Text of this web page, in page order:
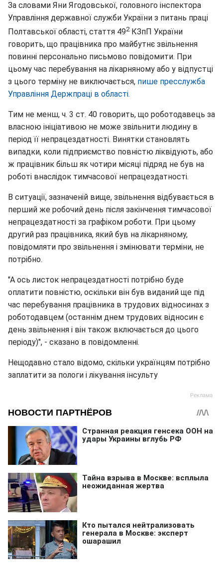
За словами Яни Ягодовської, головного інспектора
Управління державної служби України з питань праці
Полтавської області, стаття 492КЗпП України
говорить, що працівника про майбутнє звільнення
повинні персонально письмово повідомити. При
цьому час перебування на лікарняному або у відпустці
з цього терміну не виключається, пише пресслужба
Управління Держпраці в області.
Тим не менш, ч. 3 ст. 40 говорить, що роботодавець за
власною ініціативою не може звільнити людину в
період її непрацездатності. Винятки становлять
випадки, коли підприємство повністю ліквідують, або
ж працівник більш як чотири місяці підряд не був на
роботі внаслідок тимчасової непрацездатності.
В ситуації, зазначеній вище, звільнення відбувається в
перший же робочий день після закінчення тимчасової
непрацездатності за графіком роботи. При цьому
другий раз працівника, який був на лікарняному,
повідомляти про звільнення і змінювати терміни, не
потрібно.
"А ось листок непрацездатності потрібно буде
оплатити повністю, оскільки він був виданий ще під
час перебування працівника в трудових відносинах з
роботодавцем (останнім днем трудових відносин є
день звільнення і він також включається до цього
періоду)", - сказано в повідомленні.
Нещодавно стало відомо, скільки українцям потрібно
заплатити за пологи і лікування інсульту